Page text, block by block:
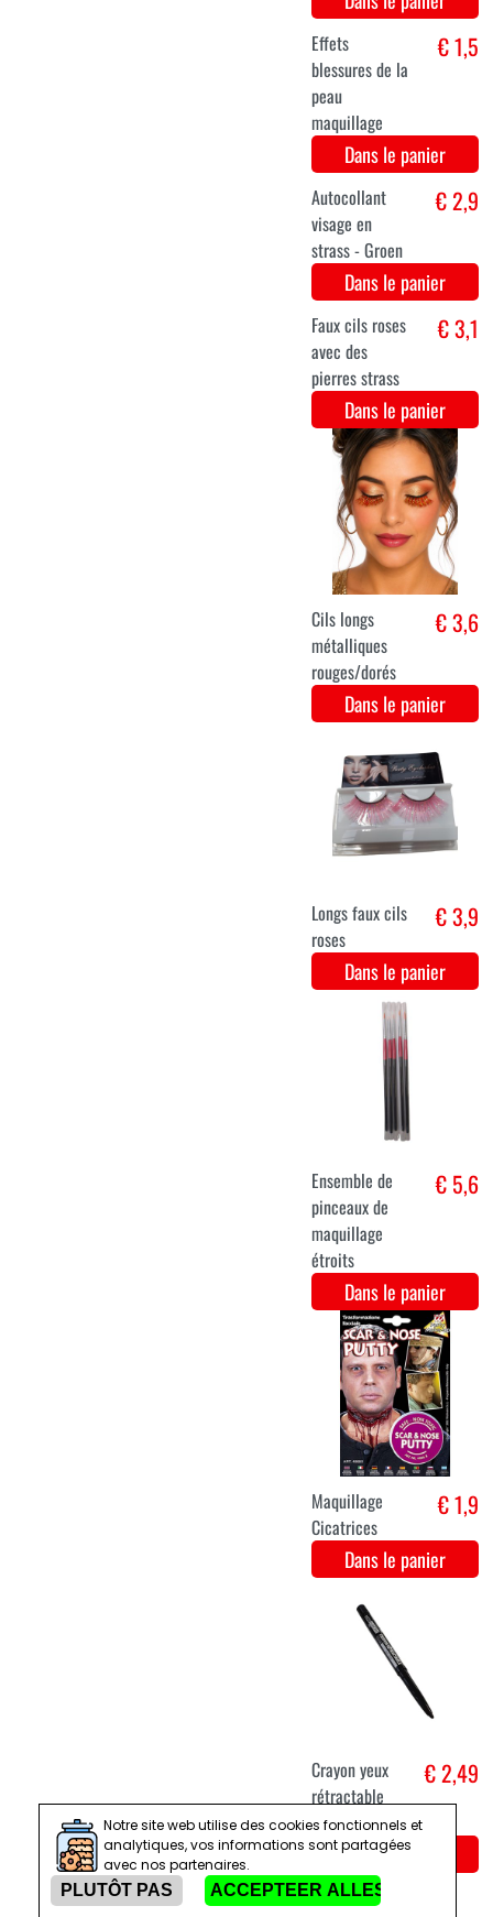
Ongles
pailletés -
LIcht goud
Dans le panier
Ongles
pailletés -
Rood
€ 2,9
Dans le panier
Ongles
pailletés -
€ 2,9
Dans le panier
Laque pailletée
spray - Blauw
€ 2,9
Dans le panier
Tatouages sexy
noirs différents
styles - 11
€ 2,6
Dans le panier
maquillage
peau brûlée
Dans le panier
tube de
Notre site web utilise des cookies fonctionnels et
analytiques, vos informations sont partagées
avec nos partenaires.